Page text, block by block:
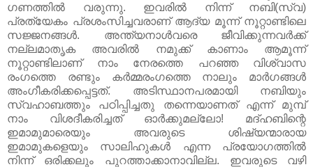
ഗണത്തിൽ വരുന്നു. ഇവരിൽ നിന്ന് നബി(സ്വ)
പ്രത്യേകം പ്രശംസിച്ചവരാണ്‌ ആദ്യ മൂന്ന് നൂറ്റാണ്ടിലെ
സജ്ജനങ്ങൾ. അന്ത്യനാൾവരെ ജീവിക്കുന്നവർക്ക്‌
നല്ലമാതൃക അവരിൽ നമുക്ക്‌ കാണാം ആമൂന്ന്
നൂറ്റാണ്ടിലാണ്‌ നാം നേരത്തെ പറഞ്ഞ വിശ്വാസ
രംഗത്തെ രണ്ടും കർമ്മരംഗത്തെ നാലും മാർഗങ്ങൾ
അംഗീകരിക്കപ്പെട്ടത്‌. അടിസ്ഥാനപരമായി നബിയും
സ്വഹാബത്തും പഠിപ്പിച്ചതു തന്നെയാണത്‌ എന്ന് മുമ്പ്‌
നാം വിശദീകരിച്ചത്‌ ഓർക്കുമല്ലോ! മദ്‌ഹബിന്റെ
ഇമാമുമാരെയും അവരുടെ ശിഷ്യന്മാരായ
ഇമാമുകളെയും സാലിഹുകൾ എന്ന പ്രയോഗത്തിൽ
നിന്ന് ഒരിക്കലും പുറത്താക്കാനാവില്ല. ഇവരുടെ വഴി